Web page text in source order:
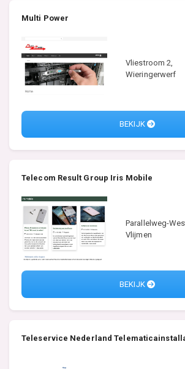
Multi Power
Vliestroom 2,
Wieringerwerf
BEKIJK
Telecom Result Group Iris Mobile
Parallelweg-
Vlijmen
BEKIJK
Teleservice Nederland